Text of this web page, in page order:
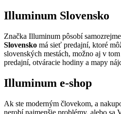
Illuminum Slovensko
Značka Illuminum pôsobí
Slovensko má sieť predajní, ktoré
slovenských mestách, možno aj v
predajní, otváracie hodiny a mapy
Illuminum e-shop
Ak ste moderným človekom, a
nerobí najmenšie problémy, alebo sa